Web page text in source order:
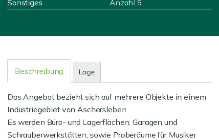
Sonstiges
Anzahl 5
Beschreibung Lage
Das Angebot bezieht sich auf mehrere Objekte in einem
Industriegebiet von Aschersleben.
Es werden Büro- und Lagerflächen, Garagen und
Schrauberwerkstätten, sowie Proberäume für Musiker